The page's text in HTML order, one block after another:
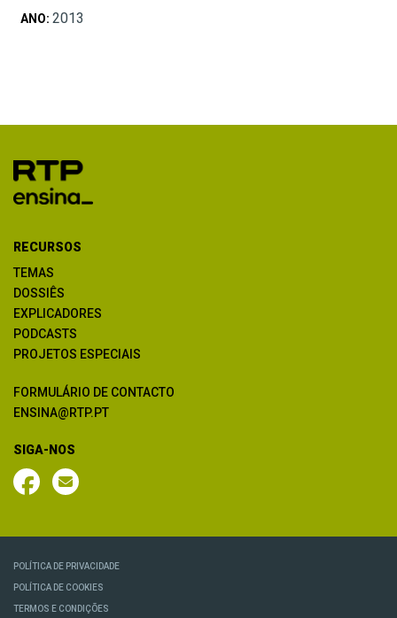
ANO: 2013
RECURSOS
TEMAS
DOSSIÊS
EXPLICADORES
PODCASTS
PROJETOS ESPECIAIS
FORMULÁRIO DE CONTACTO
ENSINA@RTP.PT
SIGA-NOS
POLÍTICA DE PRIVACIDADE
POLÍTICA DE COOKIES
TERMOS E CONDIÇÕES